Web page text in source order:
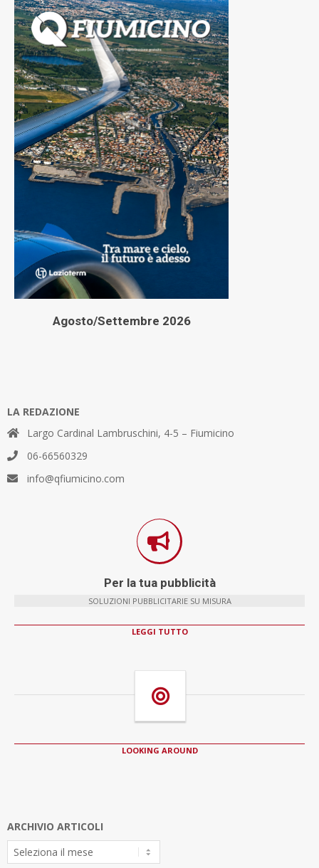
Agosto/Settembre 2026
LA REDAZIONE
Largo Cardinal Lambruschini, 4-5 – Fiumicino
06-66560329
info@qfiumicino.com
Per la tua pubblicità
SOLUZIONI PUBBLICITARIE SU MISURA
LEGGI TUTTO
LOOKING AROUND
ARCHIVIO ARTICOLI
Archivio
Articoli